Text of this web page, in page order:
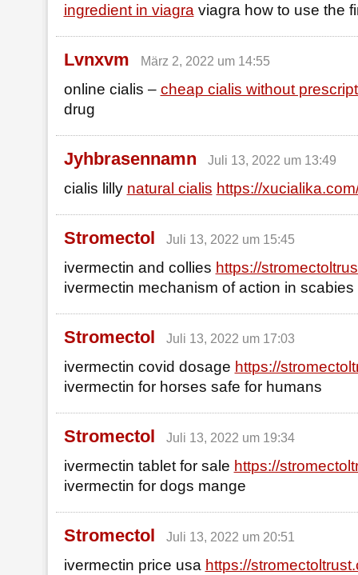
ingredient in viagra viagra how to use the
Lvnxvm März 2, 2022 um 14:55
online cialis – cheap cialis without
drug
Jyhbrasennamn Juli 13, 2022 um 13:49
cialis lilly natural cialis https://
Stromectol Juli 13, 2022 um 15:45
ivermectin and collies https://
ivermectin mechanism of action in scabies
Stromectol Juli 13, 2022 um 17:03
ivermectin covid dosage https://
ivermectin for horses safe for humans
Stromectol Juli 13, 2022 um 19:34
ivermectin tablet for sale https://
ivermectin for dogs mange
Stromectol Juli 13, 2022 um 20:51
ivermectin price usa https://